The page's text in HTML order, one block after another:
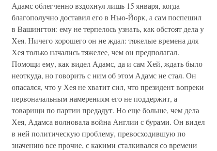
Адамс облегченно вздохнул лишь 15 января, когда
благополучно доставил его в Нью-Йорк, а сам поспешил
в Вашингтон: ему не терпелось узнать, как обстоят дела у
Хея. Ничего хорошего он не ждал: тяжелые времена для
Хея только начались тяжелее, чем он предполагал.
Помощи ему, как видел Адамс, да и сам Хей, ждать было
неоткуда, но говорить с ним об этом Адамс не стал. Он
опасался, что у Хея не хватит сил, что президент вопреки
первоначальным намерениям его не поддержит, а
товарищи по партии предадут. Но еще больше, чем дела
Хея, Адамса волновала война Англии с бурами. Он видел
в ней политическую проблему, превосходившую по
значению все прочие, с какими сталкивался со времени